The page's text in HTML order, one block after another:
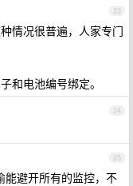
23
情况很普遍，人家专门
和电池编号绑定。
24
25
能避开所有的监控，不